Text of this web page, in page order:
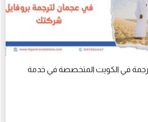
في الكويت المتخصصة في خدمة